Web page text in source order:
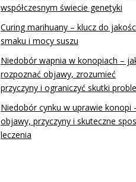
współczesnym świecie genetyki
Curing marihuany – klucz do
smaku i mocy suszu
Niedobór wapnia w konopiach –
rozpoznać objawy, zrozumieć
przyczyny i ograniczyć skutki
Niedobór cynku w uprawie konopi
objawy, przyczyny i skuteczne
leczenia